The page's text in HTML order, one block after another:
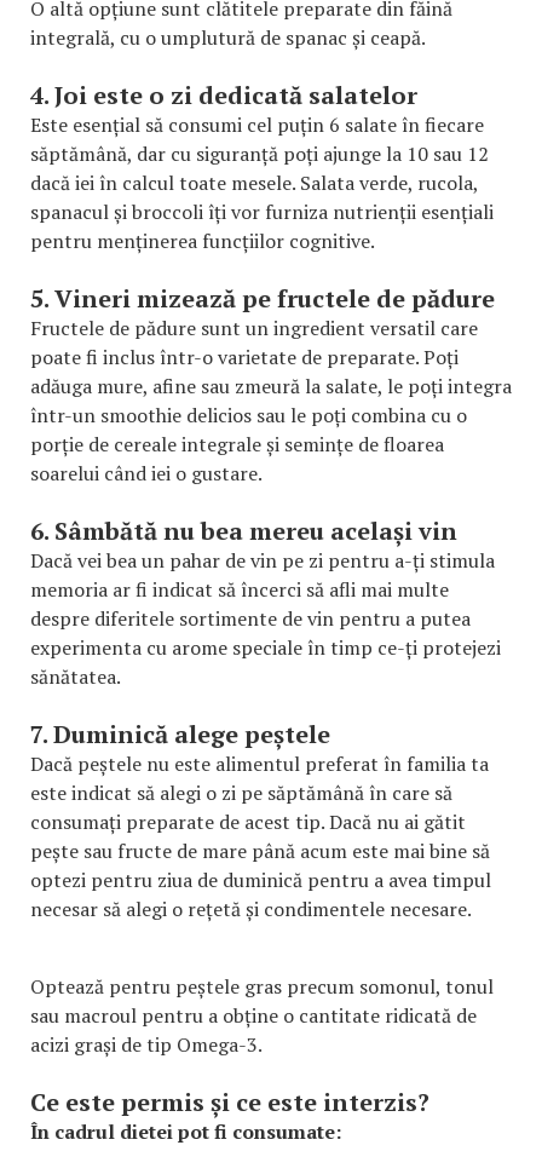
O altă opțiune sunt clătitele preparate din făină
integrală, cu o umplutură de spanac și ceapă.
4. Joi este o zi dedicată salatelor
Este esențial să consumi cel puțin 6 salate în fiecare
săptămână, dar cu siguranță poți ajunge la 10 sau 12
dacă iei în calcul toate mesele. Salata verde, rucola,
spanacul și broccoli îți vor furniza nutrienții esențiali
pentru menținerea funcțiilor cognitive.
5. Vineri mizează pe fructele de pădure
Fructele de pădure sunt un ingredient versatil care
poate fi inclus într-o varietate de preparate. Poți
adăuga mure, afine sau zmeură la salate, le poți integra
într-un smoothie delicios sau le poți combina cu o
porție de cereale integrale și semințe de floarea
soarelui când iei o gustare.
6. Sâmbătă nu bea mereu același vin
Dacă vei bea un pahar de vin pe zi pentru a-ți stimula
memoria ar fi indicat să încerci să afli mai multe
despre diferitele sortimente de vin pentru a putea
experimenta cu arome speciale în timp ce-ți protejezi
sănătatea.
7. Duminică alege peștele
Dacă peștele nu este alimentul preferat în familia ta
este indicat să alegi o zi pe săptămână în care să
consumați preparate de acest tip. Dacă nu ai gătit
pește sau fructe de mare până acum este mai bine să
optezi pentru ziua de duminică pentru a avea timpul
necesar să alegi o rețetă și condimentele necesare.
Optează pentru peștele gras precum somonul, tonul
sau macroul pentru a obține o cantitate ridicată de
acizi grași de tip Omega-3.
Ce este permis și ce este interzis?
În cadrul dietei pot fi consumate: